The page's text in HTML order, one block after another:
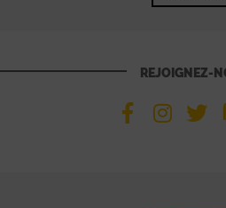
REJOIGNEZ-